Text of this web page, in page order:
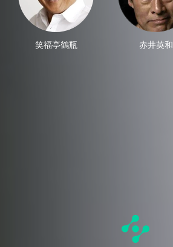
笑福亭鶴瓶 赤井英和